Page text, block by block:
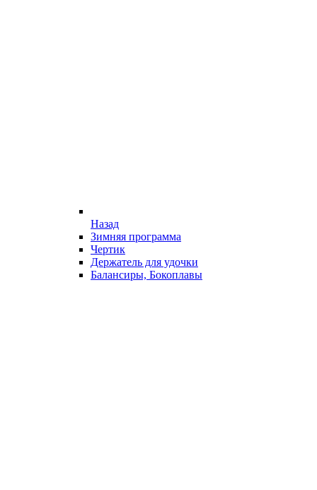
Назад
Зимняя программа
Чертик
Держатель для удочки
Балансиры, Бокоплавы